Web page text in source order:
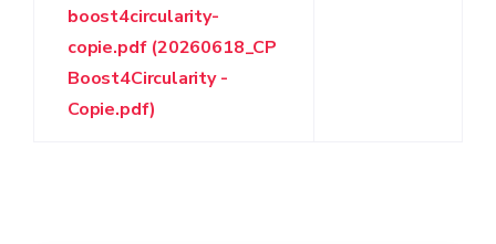
boost4circularity-
copie.pdf (20260618_CP
Boost4Circularity -
Copie.pdf)